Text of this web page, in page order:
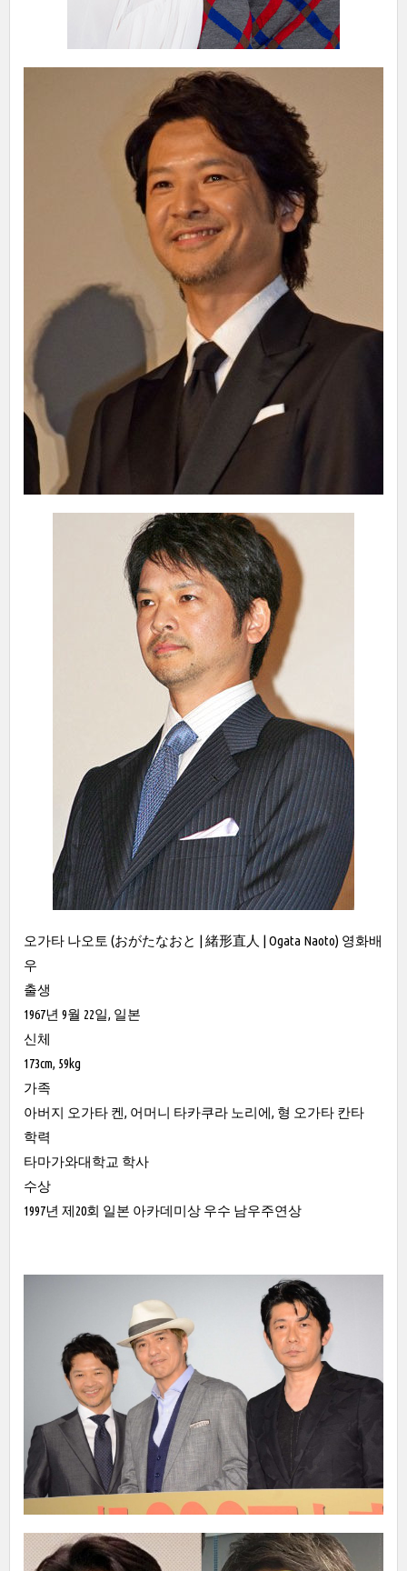
오가타 나오토 (おがたなおと | 緒形直人 | Ogata Naoto) 영화배
우
출생
1967년 9월 22일, 일본
신체
173cm, 59kg
가족
아버지 오가타 켄, 어머니 타카쿠라 노리에, 형 오가타 칸타
학력
타마가와대학교 학사
수상
1997년 제20회 일본 아카데미상 우수 남우주연상